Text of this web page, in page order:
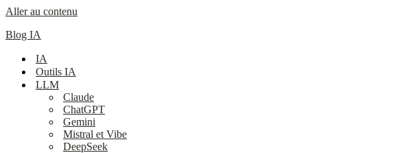
Aller au contenu
Blog IA
IA
Outils IA
LLM
Claude
ChatGPT
Gemini
Mistral et Vibe
DeepSeek